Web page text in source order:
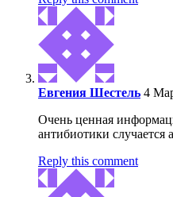
Евгения Шестель 4
Очень ценная
антибиотики случается
Reply this comment